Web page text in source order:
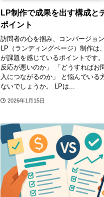
LP制作で成果を出す構成と
ポイント
訪問者の心を掴み、コンバージョ
LP（ランディングページ）制作は
が課題を感じているポイントです
反応が悪いのか」 「どうすればお
入につながるのか」 と悩んでいる
ないでしょうか。 LPは...
2026年1月15日